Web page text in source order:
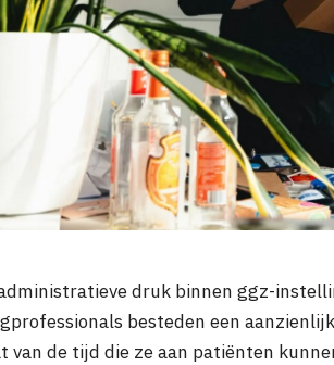
druk binnen ggz-
besteden een
van de tijd die ze aan patiënten